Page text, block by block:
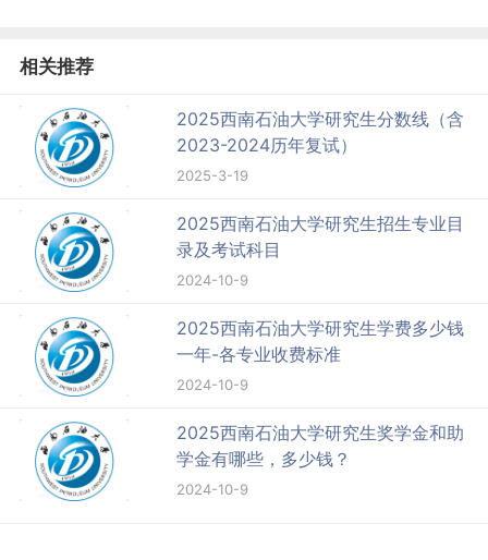
相关推荐
2025西南石油大学研究生分数线（含
2023-2024历年复试）
2025-3-19
2025西南石油大学研究生招生专业目
录及考试科目
2024-10-9
2025西南石油大学研究生学费多少钱
一年-各专业收费标准
2024-10-9
2025西南石油大学研究生奖学金和助
学金有哪些，多少钱？
2024-10-9